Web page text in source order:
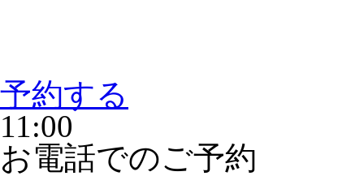
予約する
11:00
お電話でのご予約